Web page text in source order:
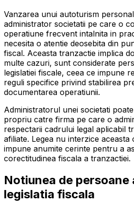
Vanzarea unui autoturism
administrator societatii pe care o
operatiune frecvent intalnita in
necesita o atentie deosebita din
fiscal. Aceasta tranzactie implica
multe cazuri, sunt considerate
legislatiei fiscale, ceea ce impune
reguli specifice privind stabilirea
documentarea operatiunii.
Administratorul unei societati
propriu catre firma pe care o
respectarii cadrului legal aplicabil
afiliate. Legea nu interzice aceasta
impune anumite cerinte pentru a
corectitudinea fiscala a tranzactiei.
Notiunea de persoane
legislatia fiscala